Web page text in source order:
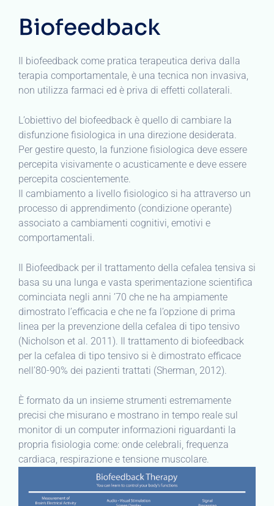
Biofeedback
Il biofeedback come pratica terapeutica deriva dalla
terapia comportamentale, è una tecnica non invasiva,
non utilizza farmaci ed è priva di effetti collaterali.
L’obiettivo del biofeedback è quello di cambiare la
disfunzione fisiologica in una direzione desiderata.
Per gestire questo, la funzione fisiologica deve essere
percepita visivamente o acusticamente e deve essere
percepita coscientemente.
Il cambiamento a livello fisiologico si ha attraverso un
processo di apprendimento (condizione operante)
associato a cambiamenti cognitivi, emotivi e
comportamentali.
Il Biofeedback per il trattamento della cefalea tensiva si
basa su una lunga e vasta sperimentazione scientifica
cominciata negli anni ’70 che ne ha ampiamente
dimostrato l’efficacia e che ne fa l’opzione di prima
linea per la prevenzione della cefalea di tipo tensivo
(Nicholson et al. 2011). Il trattamento di biofeedback
per la cefalea di tipo tensivo si è dimostrato efficace
nell’80-90% dei pazienti trattati (Sherman, 2012).
È formato da un insieme strumenti estremamente
precisi che misurano e mostrano in tempo reale sul
monitor di un computer informazioni riguardanti la
propria fisiologia come: onde celebrali, frequenza
cardiaca, respirazione e tensione muscolare.